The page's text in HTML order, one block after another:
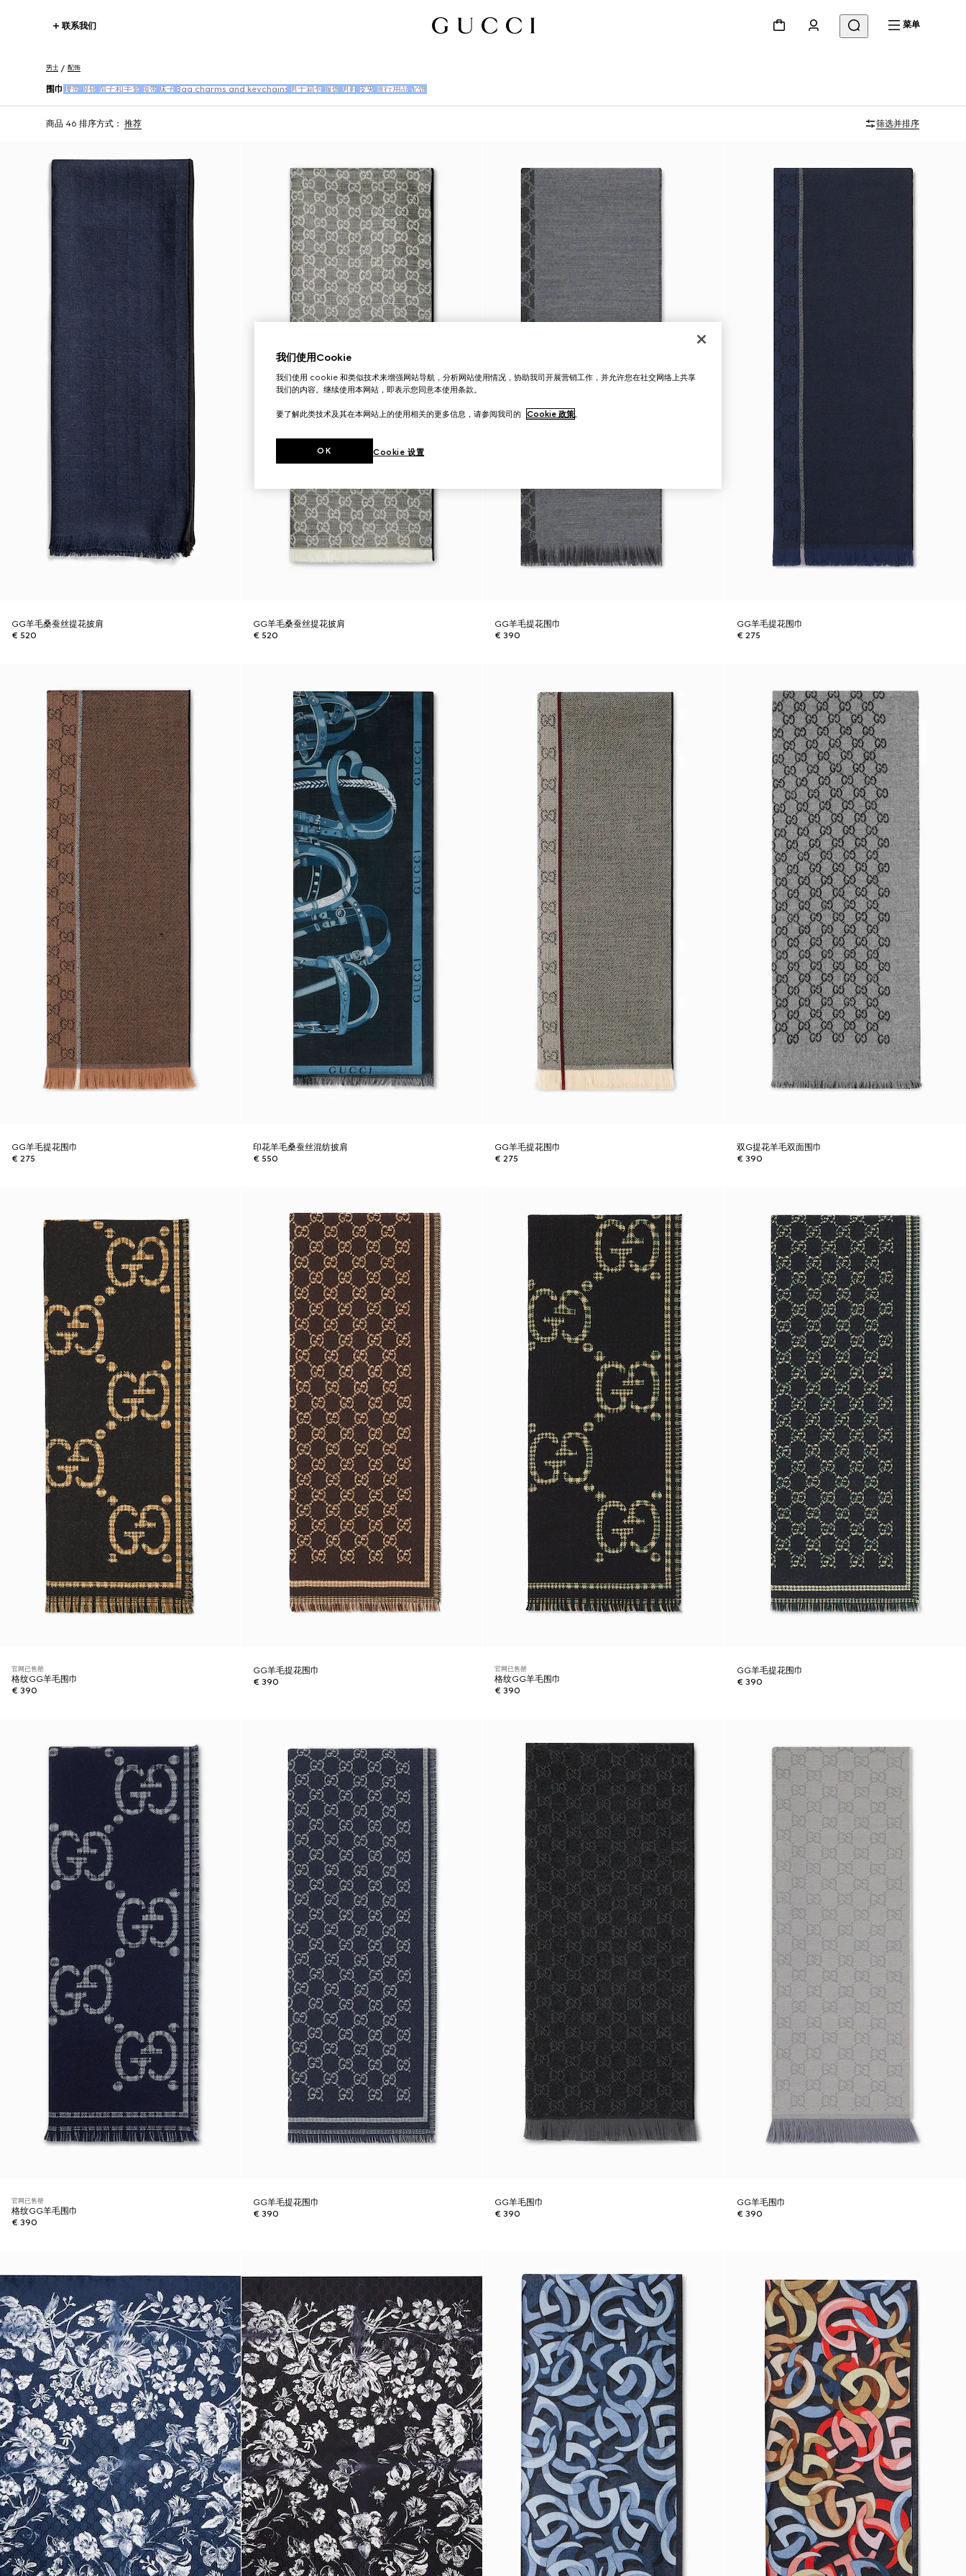
联系我们 菜单
男士 配饰
围巾 腰带 眼镜 帽子和手套 领带 袜子 Bag charms and keychains 男士箱包 服饰 男鞋 皮夹 旅行用品 配饰
商品 46 排序方式： 推荐 筛选并排序
GG羊毛桑蚕丝提花披肩
€ 520
GG羊毛桑蚕丝提花披肩
€ 520
GG羊毛提花围巾
€ 390
GG羊毛提花围巾
€ 275
GG羊毛提花围巾
€ 275
印花羊毛桑蚕丝混纺披肩
€ 550
GG羊毛提花围巾
€ 275
双G提花羊毛双面围巾
€ 390
官网已售罄
格纹GG羊毛围巾
€ 390
GG羊毛提花围巾
€ 390
官网已售罄
格纹GG羊毛围巾
€ 390
GG羊毛提花围巾
€ 390
官网已售罄
格纹GG羊毛围巾
€ 390
GG羊毛提花围巾
€ 390
GG羊毛围巾
€ 390
GG羊毛围巾
€ 390
我们使用Cookie
我们使用 cookie 和类似技术来增强网站导航，分析网站使用情况，协助我司开展营销工作，并允许您在社交网络上共享
我们的内容。继续使用本网站，即表示您同意本使用条款。
要了解此类技术及其在本网站上的使用相关的更多信息，请参阅我司的 Cookie 政策。
Cookie 设置
OK